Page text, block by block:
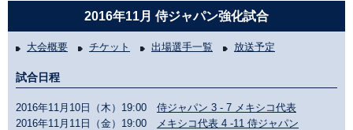
2016年11月 侍ジャパン強化試合
大会概要 チケット 出場選手一覧 放送予定
試合日程
2016年11月10日（木）19:00 侍ジャパン 3 - 7 メキシコ代表
2016年11月11日（金）19:00
メキシコ代表 4 -11 侍ジャパン